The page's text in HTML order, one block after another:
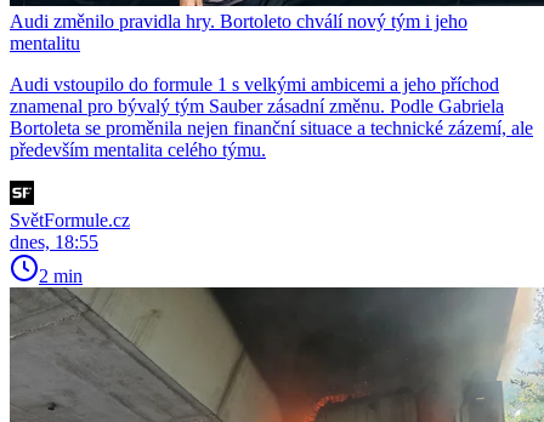
Audi změnilo pravidla hry. Bortoleto chválí nový tým i jeho
mentalitu
Audi vstoupilo do formule 1 s velkými ambicemi a jeho příchod
znamenal pro bývalý tým Sauber zásadní změnu. Podle Gabriela
Bortoleta se proměnila nejen finanční situace a technické zázemí, ale
především mentalita celého týmu.
SvětFormule.cz
dnes, 18:55
2 min